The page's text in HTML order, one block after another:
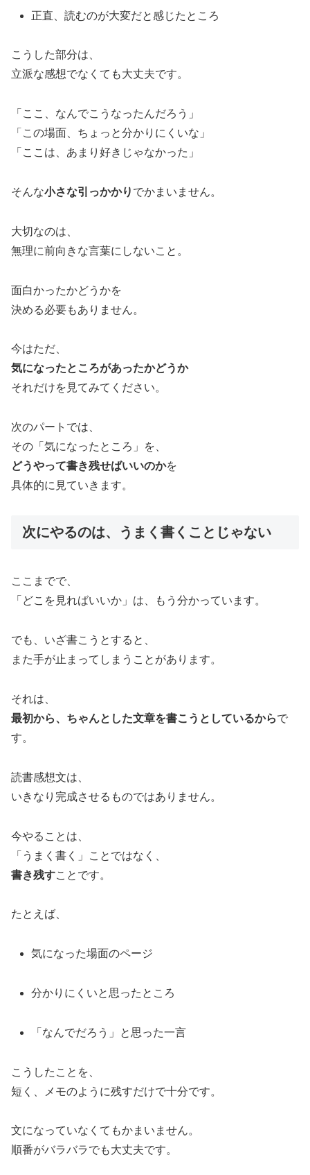
正直、読むのが大変だと感じたところ
こうした部分は、
立派な感想でなくても大丈夫です。
「ここ、なんでこうなったんだろう」
「この場面、ちょっと分かりにくいな」
「ここは、あまり好きじゃなかった」
そんな小さな引っかかり でかまいません。
大切なのは、
無理に前向きな言葉にしないこと。
面白かったかどうかを
決める必要もありません。
今はただ、
気になったところがあったかどうか
それだけを見てみてください。
次のパートでは、
その「気になったところ」を、
どうやって書き残せばいいのかを
具体的に見ていきます。
次にやるのは、うまく書くことじゃない
ここまでで、
「どこを見ればいいか」は、もう分かっています。
でも、いざ書こうとすると、
また手が止まってしまうことがあります。
それは、
最初から、ちゃんとした文章を書こうとしているからで
す。
読書感想文は、
いきなり完成させるものではありません。
今やることは、
「うまく書く」ことではなく、
書き残すことです。
たとえば、
気になった場面のページ
分かりにくいと思ったところ
「なんでだろう」と思った一言
こうしたことを、
短く、メモのように残すだけで十分です。
文になっていなくてもかまいません。
順番がバラバラでも大丈夫です。